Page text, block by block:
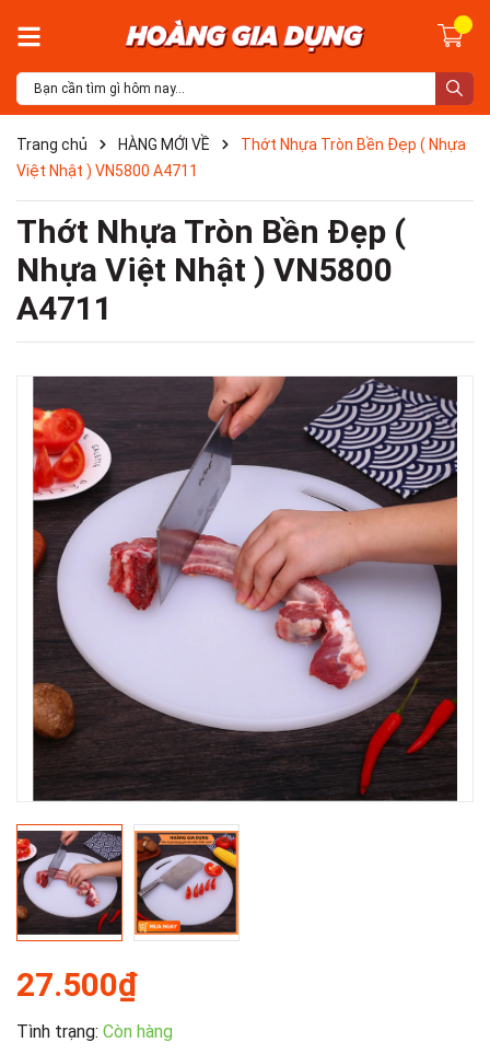
Trang chủ HÀNG MỚI VỀ
Thớt Nhựa Tròn Bền Đẹp ( Nhựa
Việt Nhật ) VN5800 A4711
Thớt Nhựa Tròn Bền Đẹp (
Nhựa Việt Nhật ) VN5800
A4711
27.500₫
Tình trạng: Còn hàng